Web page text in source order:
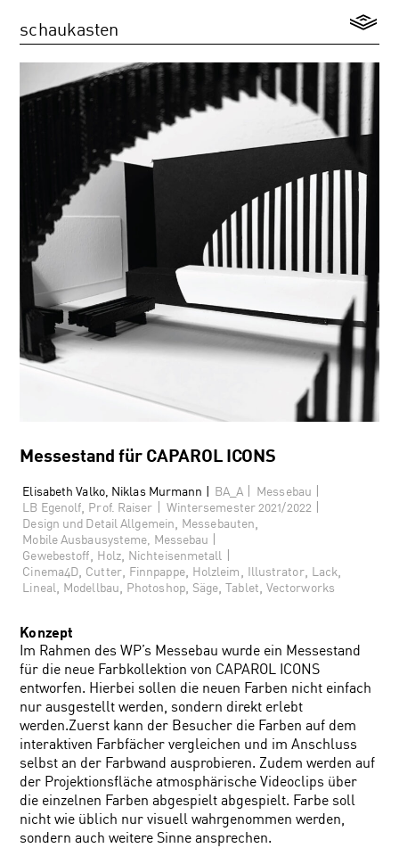
schaukasten
Messestand für CAPAROL ICONS
Elisabeth Valko, Niklas Murmann | BA_A | Messebau |
LB Egenolf, Prof. Raiser | Wintersemester 2021/2022 |
Design und Detail Allgemein, Messebauten,
Mobile Ausbausysteme, Messebau |
Gewebestoff, Holz, Nichteisenmetall |
Cinema4D, Cutter, Finnpappe, Holzleim, Illustrator, Lack,
Lineal, Modellbau, Photoshop, Säge, Tablet, Vectorworks
Konzept
Im Rahmen des WP’s Messebau wurde ein Messestand
für die neue Farbkollektion von CAPAROL ICONS
entworfen. Hierbei sollen die neuen Farben nicht einfach
nur ausgestellt werden, sondern direkt erlebt
werden.Zuerst kann der Besucher die Farben auf dem
interaktiven Farbfächer vergleichen und im Anschluss
selbst an der Farbwand ausprobieren. Zudem werden auf
der Projektionsfläche atmosphärische Videoclips über
die einzelnen Farben abgespielt abgespielt. Farbe soll
nicht wie üblich nur visuell wahrgenommen werden,
sondern auch weitere Sinne ansprechen.